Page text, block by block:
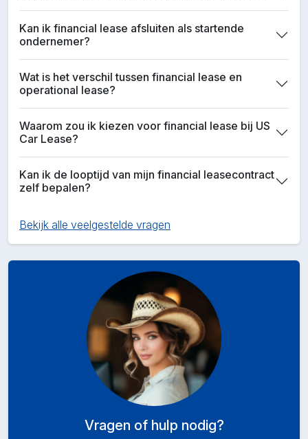
Kan ik financial lease afsluiten als startende
ondernemer?
Wat is het verschil tussen financial lease en
operational lease?
Waarom zou ik kiezen voor financial lease bij US
Car Lease?
Kan ik de looptijd van mijn financial leasecontract
zelf bepalen?
Bekijk alle veelgestelde vragen
Vragen of hulp nodig?